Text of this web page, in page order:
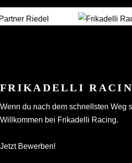
FRIKADELLI
Wenn du nach dem schnellsten Weg
Willkommen bei Frikadelli Racing.
Jetzt Bewerben!